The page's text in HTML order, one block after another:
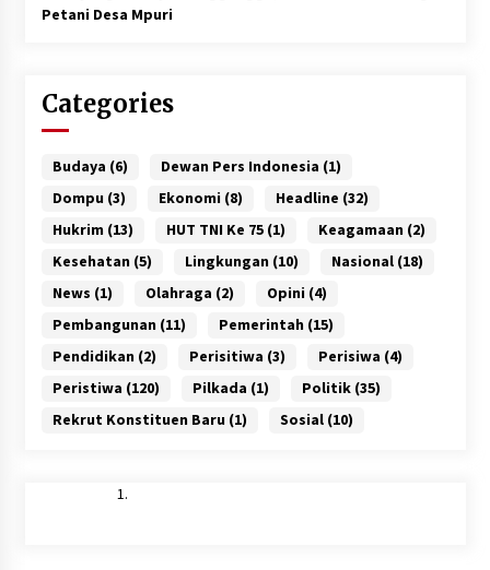
Petani Desa Mpuri
Categories
Budaya (6) Dewan Pers Indonesia (1)
Dompu (3) Ekonomi (8) Headline (32)
Hukrim (13) HUT TNI Ke 75(1) Keagamaan (2)
Kesehatan (5) Lingkungan (10) Nasional(18)
News (1) Olahraga (2) Opini (4)
Pembangunan (11) Pemerintah (15)
Pendidikan (2) Perisitiwa (3) Perisiwa (4)
Peristiwa (120) Pilkada (1) Politik(35)
Rekrut Konstituen Baru (1) Sosial(10)